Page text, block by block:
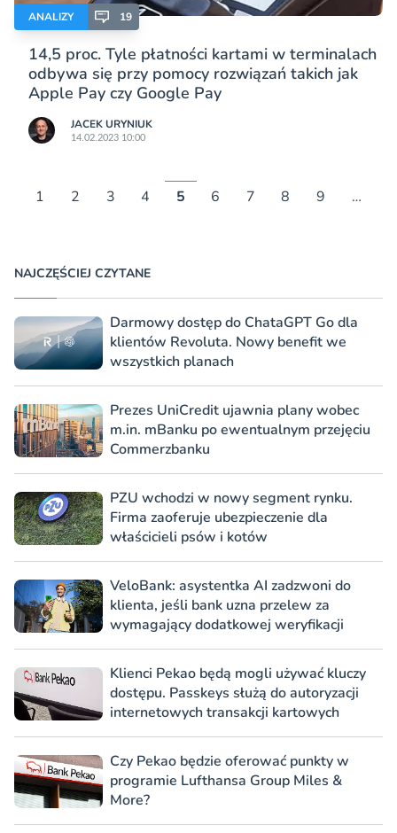
ANALIZY 19
14,5 proc. Tyle płatności kartami w terminalach
odbywa się przy pomocy rozwiązań takich jak
Apple Pay czy Google Pay
JACEK URYNIUK
14.02.2023 10:00
1 2 3 4 5 6 7 8 9 …
NAJCZĘŚCIEJ CZYTANE
Darmowy dostęp do ChataGPT Go dla
klientów Revoluta. Nowy benefit we
wszystkich planach
Prezes UniCredit ujawnia plany wobec
m.in. mBanku po ewentualnym przejęciu
Commerzbanku
PZU wchodzi w nowy segment rynku.
Firma zaoferuje ubezpieczenie dla
właścicieli psów i kotów
VeloBank: asystentka AI zadzwoni do
klienta, jeśli bank uzna przelew za
wymagający dodatkowej weryfikacji
Klienci Pekao będą mogli używać kluczy
dostępu. Passkeys służą do autoryzacji
internetowych transakcji kartowych
Czy Pekao będzie oferować punkty w
programie Lufthansa Group Miles &
More?